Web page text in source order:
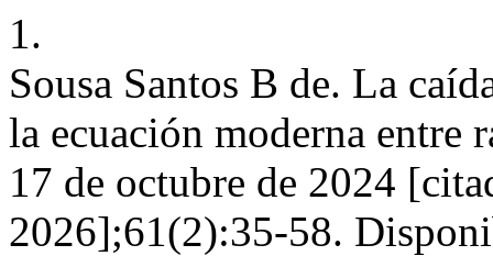
1.
Sousa Santos B de. La
la ecuación moderna entre
17 de octubre de 2024
2026];61(2):35-58.